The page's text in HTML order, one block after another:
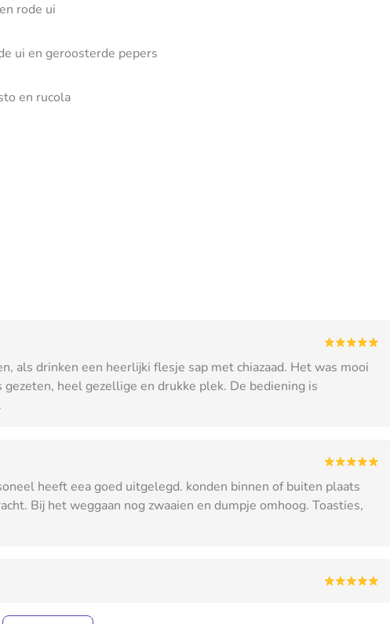
rode ui
ui en geroosterde pepers
en rucola
als drinken een heerlijki flesje sap met chiazaad. Het was mooi
heel gezellige en drukke plek. De bediening is
heeft eea goed uitgelegd. konden binnen of buiten plaats
Bij het weggaan nog zwaaien en dumpje omhoog. Toasties,